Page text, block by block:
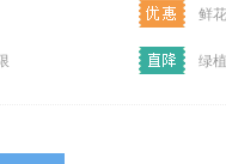
鲜
绿